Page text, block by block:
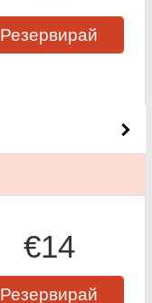
Резервирай
€14
Резервирай